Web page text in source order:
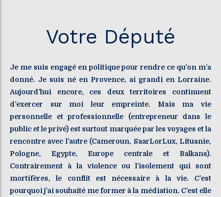
Votre Député
Je me suis engagé en politique pour rendre ce qu’on m’a
donné. Je suis né en Provence, ai grandi en Lorraine.
Aujourd’hui encore, ces deux territoires continuent
d’exercer sur moi leur empreinte. Mais ma vie
personnelle et professionnelle (entrepreneur dans le
public et le privé) est surtout marquée par les voyages et la
rencontre avec l’autre (Cameroun, SaarLorLux, Lituanie,
Pologne, Egypte, Europe centrale et Balkans).
Contrairement à la violence ou l’isolement qui sont
mortifères, le conflit est nécessaire à la vie. C’est
pourquoi j’ai souhaité me former à la médiation. C’est elle